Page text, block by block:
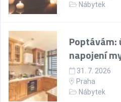
Nábytek
Poptávám:
napojení
31. 7. 2026
Praha
Nábytek